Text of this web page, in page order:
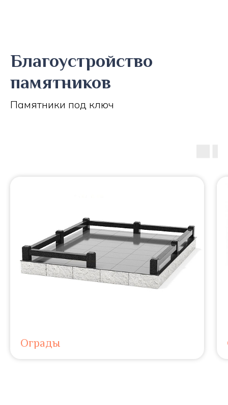
Благоустройство
памятников
Памятники под ключ
Ограды